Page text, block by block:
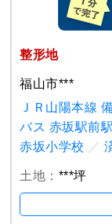
整形地
福山市***
ＪＲ山陽本線
バス 赤坂駅前駅
赤坂小学校 ／
土地： ***坪